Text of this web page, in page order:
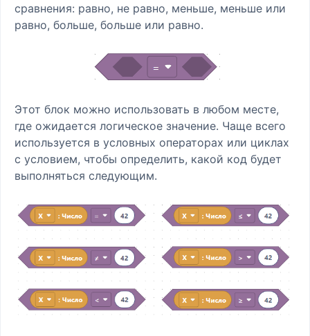
сравнения: равно, не равно, меньше, меньше или
равно, больше, больше или равно.
Этот блок можно использовать в любом месте,
где ожидается логическое значение. Чаще всего
используется в условных операторах или циклах
с условием, чтобы определить, какой код будет
выполняться следующим.